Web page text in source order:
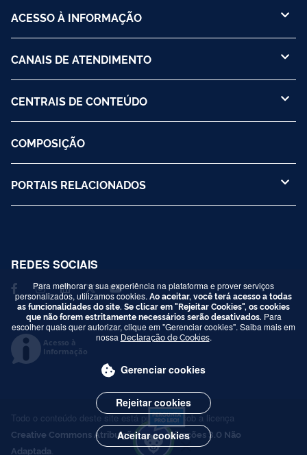
ACESSO À INFORMAÇÃO
CANAIS DE ATENDIMENTO
CENTRAIS DE CONTEÚDO
COMPOSIÇÃO
PORTAIS RELACIONADOS
REDES SOCIAIS
Acesso à
Informação
Todo o conteúdo deste site está publicado sob a licença
Creative Commons Atribuição-SemDerivações 3.0 Não
Adaptada.
Para melhorar a sua experiência na plataforma e prover serviços
personalizados, utilizamos cookies. Ao aceitar, você terá acesso a todas
as funcionalidades do site. Se clicar em "Rejeitar Cookies", os cookies
que não forem estritamente necessários serão desativados. Para
escolher quais quer autorizar, clique em "Gerenciar cookies". Saiba mais em
nossa Declaração de Cookies.
Gerenciar cookies
Rejeitar cookies
Aceitar cookies